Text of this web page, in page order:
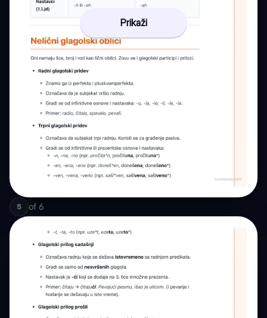
Prikaži
5 of 6